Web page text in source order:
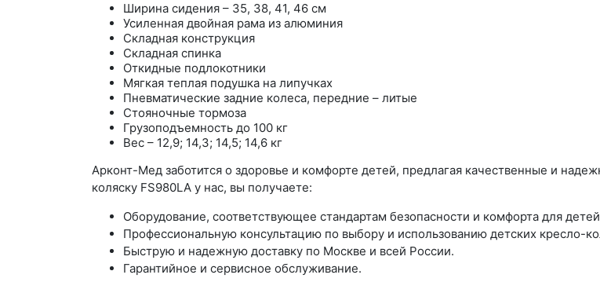
Ширина сидения – 35, 38, 41, 46 см
Усиленная двойная рама из алюминия
Складная конструкция
Складная спинка
Откидные подлокотники
Мягкая теплая подушка на липучках
Пневматические задние колеса, передние – литые
Стояночные тормоза
Грузоподъемность до 100 кг
Вес – 12,9; 14,3; 14,5; 14,6 кг
Арконт-Мед заботится о здоровье и комфорте детей, предлагая качественные и
коляску FS980LA у нас, вы получаете:
Оборудование, соответствующее стандартам безопасности и комфорта для
Профессиональную консультацию по выбору и использованию детских кресло-
Быструю и надежную доставку по Москве и всей России.
Гарантийное и сервисное обслуживание.